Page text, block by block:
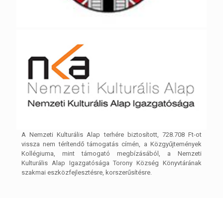
A Nemzeti Kulturális Alap terhére biztosított, 728.708 Ft-ot
vissza nem térítendő támogatás címén, a Közgyűjtemények
Kollégiuma, mint támogató megbízásából, a Nemzeti
Kulturális Alap Igazgatósága Torony Község Könyvtárának
szakmai eszközfejlesztésre, korszerűsítésre.